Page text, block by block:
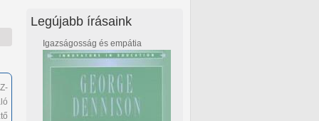
Legújabb írásaink
Igazságosság és empátia